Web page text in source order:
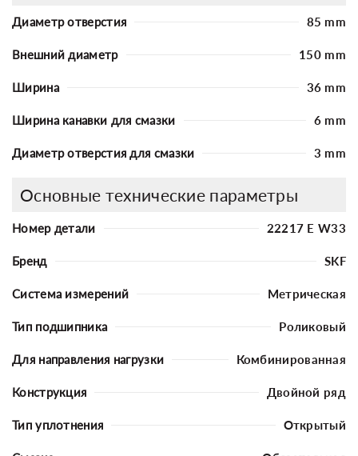
Диаметр отверстия 85 mm
Внешний диаметр 150 mm
Ширина 36 mm
Ширина канавки для смазки 6 mm
Диаметр отверстия для смазки 3 mm
Основные технические параметры
Номер детали 22217 E W33
Бренд SKF
Система измерений Метрическая
Тип подшипника Роликовый
Для направления нагрузки Комбинированная
Конструкция Двойной ряд
Тип уплотнения Открытый